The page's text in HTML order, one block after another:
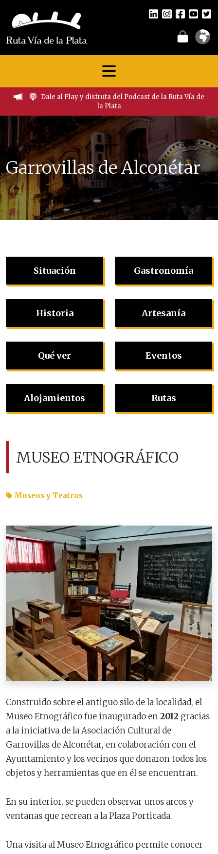
Dale al Play y disfruta del Podcast de la Ruta Vía de
la Plata
Garrovillas de Alconétar
Situación
Historia
Qué ver
Alojamientos
Gastronomía
Artesanía
Eventos
Rutas
MUSEO ETNOGRÁFICO
Museos y Teatros
Construido sobre el antiguo silo de la localidad, el
Museo Etnográfico fue inaugurado en2012 gracias
a la iniciativa de la Asociación Cultural de
Garrovillas de Alconétar, en colaboración con el
Ayuntamiento y los vecinos que donaron todos los
objetos y herramientas que en él se encuentran.
En su interior, se pueden observar unos arcos y
ventanas que recrean a la Plaza Porticada.
Una visita al Museo Etnográfico permite conocer